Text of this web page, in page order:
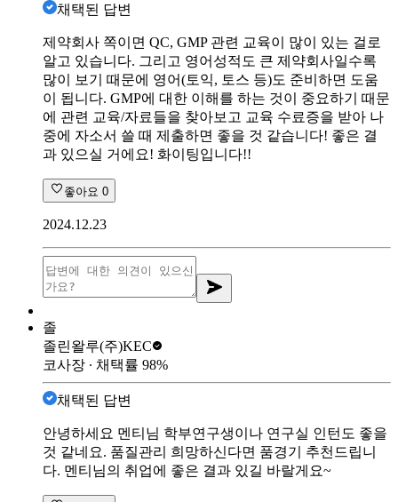
채택된 답변
제약회사 쪽이면 QC, GMP 관련 교육이 많이 있는 걸로
알고 있습니다. 그리고 영어성적도 큰 제약회사일수록
많이 보기 때문에 영어(토익, 토스 등)도 준비하면 도움
이 됩니다. GMP에 대한 이해를 하는 것이 중요하기 때문
에 관련 교육/자료들을 찾아보고 교육 수료증을 받아 나
중에 자소서 쓸 때 제출하면 좋을 것 같습니다! 좋은 결
과 있으실 거에요! 화이팅입니다!!
좋아요 0
2024.12.23
졸
졸린왈루(주)KEC
코사장 ∙ 채택률 98%
채택된 답변
안녕하세요 멘티님 학부연구생이나 연구실 인턴도 좋을
것 같네요. 품질관리 희망하신다면 품경기 추천드립니
다. 멘티님의 취업에 좋은 결과 있길 바랄게요~